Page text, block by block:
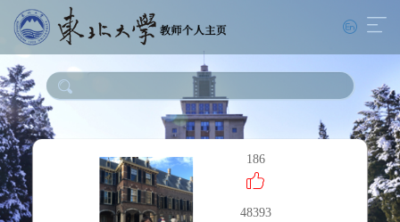
186
48393